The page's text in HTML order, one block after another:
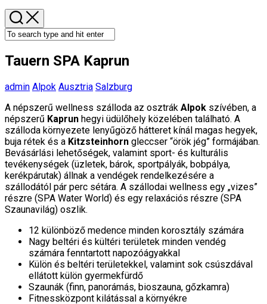
Tauern SPA Kaprun
admin Alpok Ausztria Salzburg
A népszerű wellness szálloda az osztrák Alpok szívében, a
népszerű Kaprun hegyi üdülőhely közelében található. A
szálloda környezete lenyűgöző hátteret kínál magas hegyek,
buja rétek és a Kitzsteinhorn gleccser “örök jég” formájában.
Bevásárlási lehetőségek, valamint sport- és kulturális
tevékenységek (üzletek, bárok, sportpályák, bobpálya,
kerékpárutak) állnak a vendégek rendelkezésére a
szállodától pár perc sétára. A szállodai wellness egy „vizes”
részre (SPA Water World) és egy relaxációs részre (SPA
Szaunavilág) oszlik.
12 különböző medence minden korosztály számára
Nagy beltéri és kültéri területek minden vendég
számára fenntartott napozóágyakkal
Külön és beltéri területekkel, valamint sok csúszdával
ellátott külön gyermekfürdő
Szaunák (finn, panorámás, bioszauna, gőzkamra)
Fitnessközpont kilátással a környékre